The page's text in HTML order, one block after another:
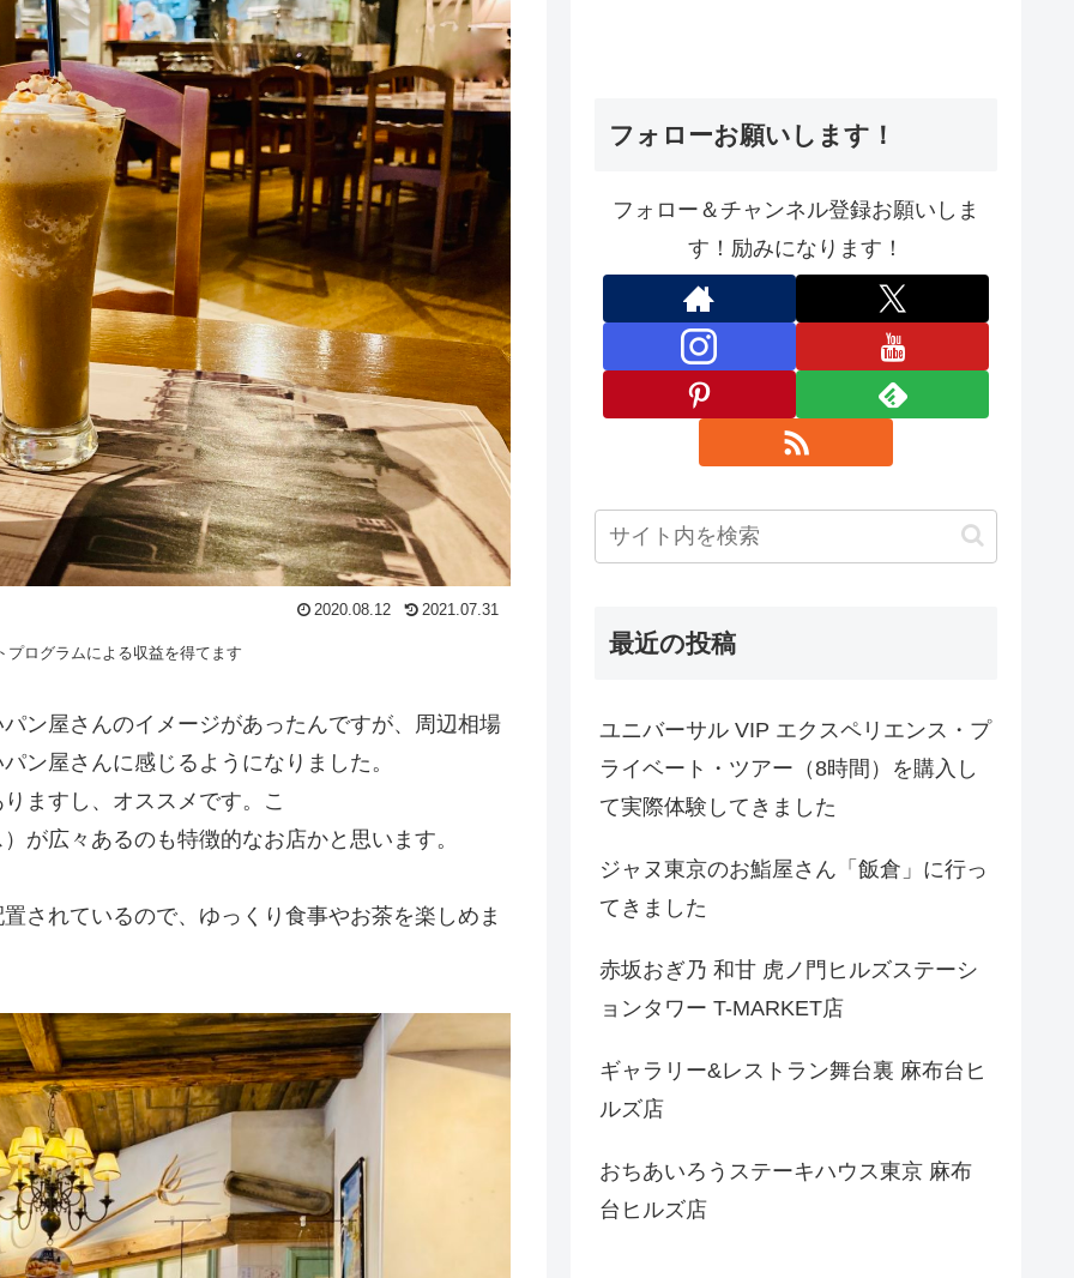
2020.08.12 2021.07.31
プログラムによる収益を得てます
ン屋さんのイメージがあったんですが、周辺相場
ン屋さんに感じるようになりました。
ますし、オススメです。こ
が広々あるのも特徴的なお店かと思います。
されているので、ゆっくり食事やお茶を楽しめま
フォローお願いします！
フォロー＆チャンネル登録お願いしま
す！励みになります！
最近の投稿
ユニバーサル VIP エクスペリエンス・プ
ライベート・ツアー（8時間）を購入し
て実際体験してきました
ジャヌ東京のお鮨屋さん「飯倉」に行っ
てきました
赤坂おぎ乃 和甘 虎ノ門ヒルズステーシ
ョンタワー T-MARKET店
ギャラリー&レストラン舞台裏 麻布台ヒ
ルズ店
おちあいろうステーキハウス東京 麻布
台ヒルズ店